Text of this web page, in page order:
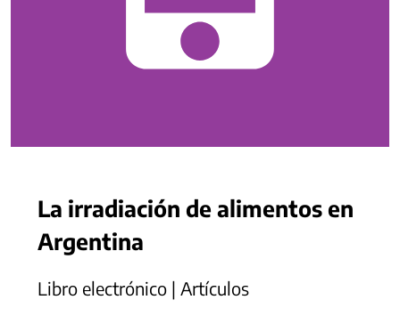
La irradiación de alimentos en
Argentina
Libro electrónico | Artículos